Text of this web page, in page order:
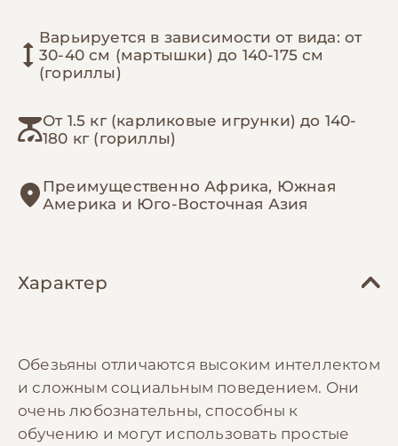
Варьируется в зависимости от вида: от
30-40 см (мартышки) до 140-175 см
(гориллы)
От 1.5 кг (карликовые игрунки) до 140-
180 кг (гориллы)
Преимущественно Африка, Южная
Америка и Юго-Восточная Азия
Характер
Обезьяны отличаются высоким интеллектом
и сложным социальным поведением. Они
очень любознательны, способны к
обучению и могут использовать простые